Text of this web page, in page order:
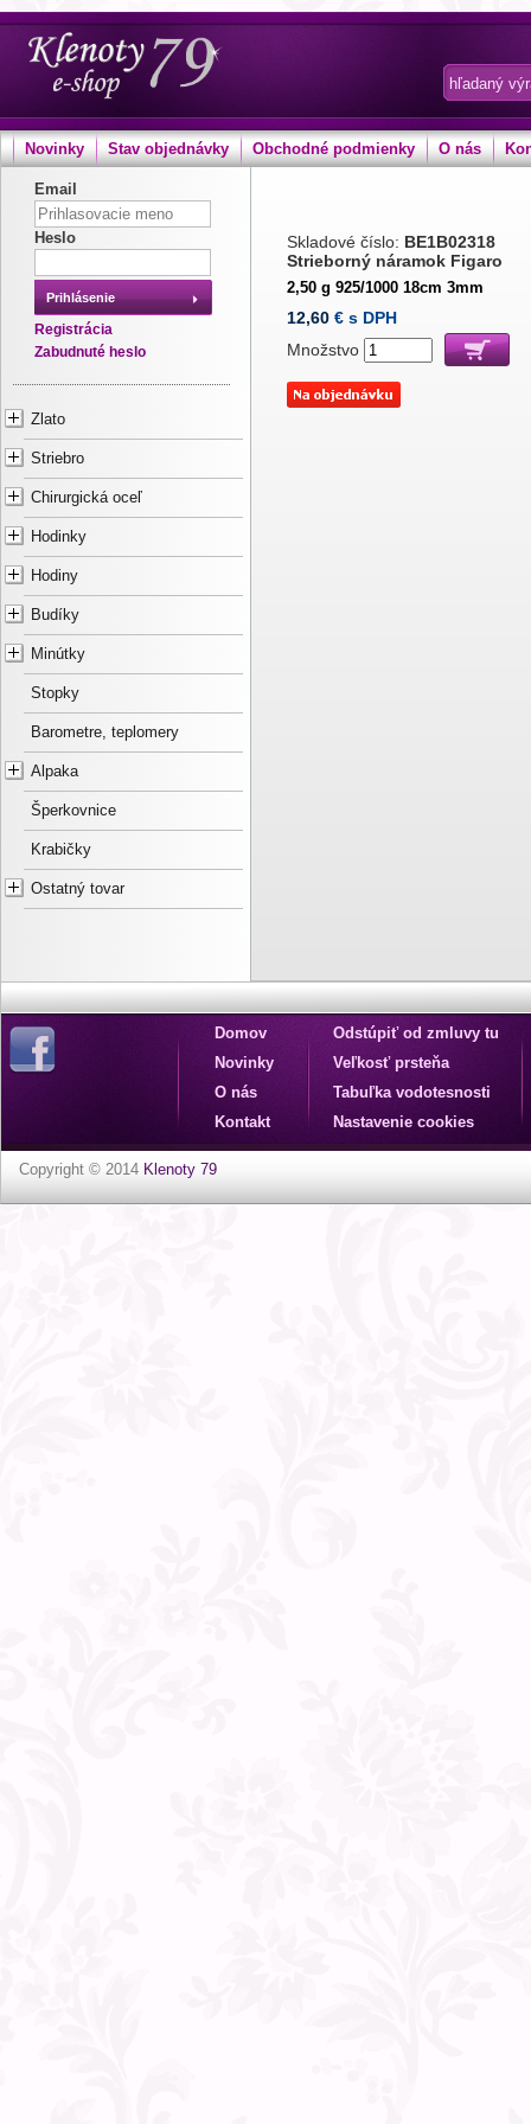
Novinky Stav objednávky Obchodné podmienky O nás
Email
Heslo
Prihlásenie
Registrácia
Zabudnuté heslo
Zlato
Striebro
Chirurgická oceľ
Hodinky
Hodiny
Budíky
Minútky
Stopky
Barometre, teplomery
Alpaka
Šperkovnice
Krabičky
Ostatný tovar
Skladové číslo: BE1B02318
Strieborný náramok Figaro
2,50 g 925/1000 18cm 3mm
12,60 € s DPH
Množstvo
Domov
Novinky
O nás
Kontakt
Odstúpiť od zmluvy tu
Veľkosť prsteňa
Tabuľka vodotesnosti
Nastavenie cookies
Copyright © 2014 Klenoty 79